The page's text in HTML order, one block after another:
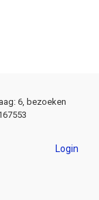
6, bezoeken
Login